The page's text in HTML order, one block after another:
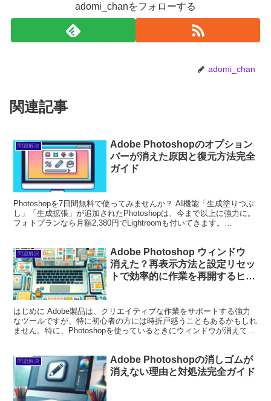
adomi_chanをフォローする
adomi_chan
関連記事
問題解決
Adobe Photoshopのオプション
バーが消えた原因と復元方法完全
ガイド
Photoshopを7日間無料で使ってみませんか？ AI機能「生成塗りつぶ
し」「生成拡張」が追加されたPhotoshopは、今まで以上に強力に。
フォトプランなら月額2,380円でLightroomも付いてきます。
問題解決
Adobe Photoshop ウィンドウ
消えた？再表示方法と設定リセッ
トで効率的に作業を再開するヒン
はじめに Adobe製品は、クリエイティブな作業をサポートする強力
なツールですが、特に初心者の方には時折戸惑うこともあるかもしれ
ません。特に、Photoshopを使っているときにウィンドウが消えてし
問題解決
Adobe Photoshopの消しゴムが
消えない理由と対処法完全ガイド